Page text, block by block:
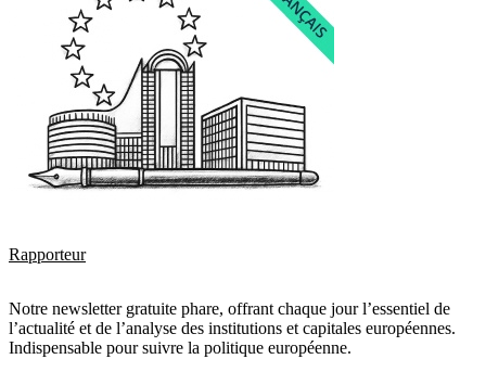
Rapporteur
Notre newsletter gratuite phare, offrant chaque jour l’essentiel de
l’actualité et de l’analyse des institutions et capitales européennes.
Indispensable pour suivre la politique européenne.